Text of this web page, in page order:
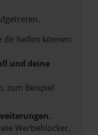
dir helfen können:
und deine
zum Beispiel
Werbeblocker,